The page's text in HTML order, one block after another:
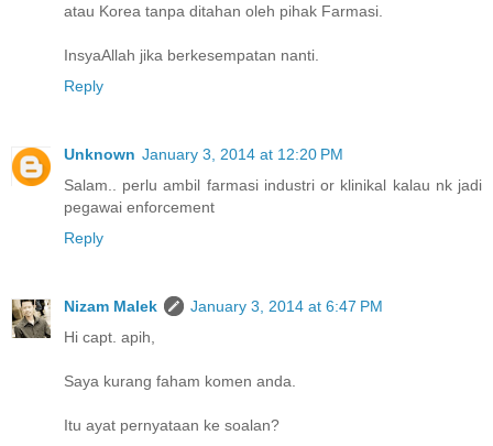
atau Korea tanpa ditahan oleh pihak Farmasi.
InsyaAllah jika berkesempatan nanti.
Reply
Unknown January 3, 2014 at 12:20 PM
Salam.. perlu ambil farmasi industri or klinikal kalau nk jadi
pegawai enforcement
Reply
Nizam Malek
January 3, 2014 at 6:47 PM
Hi capt. apih,
Saya kurang faham komen anda.
Itu ayat pernyataan ke soalan?